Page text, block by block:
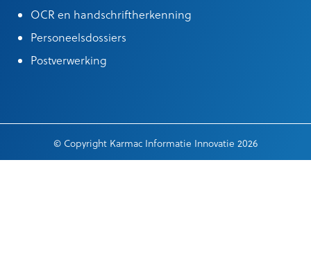
OCR en handschriftherkenning
Personeelsdossiers
Postverwerking
© Copyright Karmac Informatie Innovatie 2026